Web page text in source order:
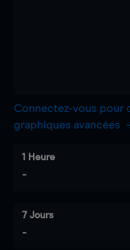
Connectez-vous pour
graphiques avancées
1 Heure
-
7 Jours
-